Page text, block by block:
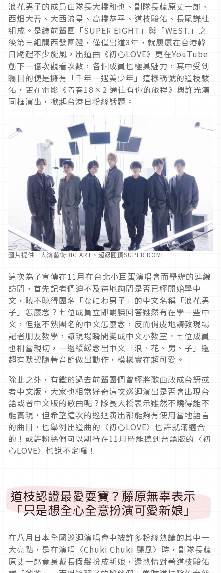
浪花男子的成員由隊長大橋和也、副隊長藤原丈一郎、
西畑大吾、大西流星、高橋恭平、道枝駿佑、長尾謙杜
組成。是繼前輩團「SUPER EIGHT」與「WEST.」之
後第三組關西發團體，僅僅出道3年，就屢屢在台港韓
日颳起不少旋風，出道曲《初心LOVE》更在YouTube
創下一億次觀看次數，各個成員也極具魅力，其中受到
矚目的便是擁有「千年一遇美少年」這樣稱號的道枝駿
佑，更在電影《青春18×2 通往有你的旅程》與許光漢
同框演出，掀起台港日粉絲話題。
圖片提供：大鴻藝術BIG ART、超級圓頂SUPER DOME
這次為了宣傳在11月在台北小巨蛋演唱會而舉辦的連線
訪問，首先記者們迫不及待地詢問是否已經開始學中
文，曉不曉得團名「なにわ男子」的中文名稱「浪花男
子」怎麼念？七位成員立即靦腆回答雖然有在學一些中
文，但還不熟團名的中文怎麼念，反而俏皮地請教現場
記者朋友教學，讓現場瞬間變成中文小教室。七位成員
也相當親切，一邊緩緩念出中文「浪、花、男、子」還
超有默契隨著音節做出動作，模樣實在超可愛。
除此之外，有鑑於過去前輩團們曾經將歌曲改成台語或
者中文版，大家也相當好奇這次巡迴演出是否會出現台
語或者中文版的歌曲呢？隊長大橋表示雖然不曉得能不
能實現，但希望這次的巡迴演出都能夠有使用當地語言
的曲目，也舉例出道曲的〈初心LOVE〉也許就滿適合
的！或許粉絲們可以期待在11月時能聽到台語版的〈初
心LOVE〉也說不定囉！
道枝認證最愛耍寶？藤原無辜表示
「只是想全心全意扮演可愛新娘」
在八月日本全國巡迴演唱會中被許多粉絲熱論的其中一
大亮點，是在演唱〈Chuki Chuki 颶風〉時，副隊長藤
原丈一郎竟身戴長假髮扮成新娘，還熱情對著道枝駿佑